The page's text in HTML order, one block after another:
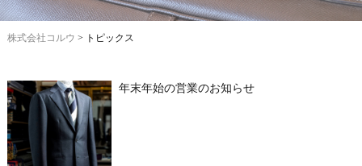
株式会社コルウ > トピックス
年末年始の営業のお知らせ